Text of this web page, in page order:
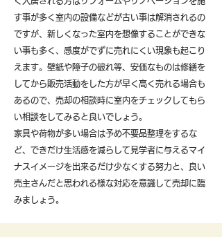
す事が多く室内の設備などが古い事は解消されるの
ですが、新しくなった室内を想像することができな
い事も多く、感度がでずに売れにくい現象も起こり
えます。壁紙や障子の破れ等、安価なものは修繕を
してから販売活動をした方が早く高く売れる場合も
あるので、売却の相談時に室内をチェックしてもら
い相談をしてみると良いでしょう。
​家具や荷物が多い場合は予め不要品整理をするな
ど、できだけ生活感を減らして見学者に与えるマイ
ナスイメージを出来るだけ少なくする努力と、良い
売主さんだと思われる様な対応を意識して売却に臨
みましょう。